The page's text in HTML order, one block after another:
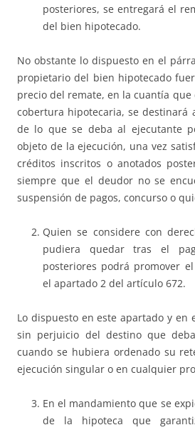
posteriores, se entregará el
del bien hipotecado.
No obstante lo dispuesto en el
propietario del bien hipotecado
precio del remate, en la cuantía
cobertura hipotecaria, se destinará
de lo que se deba al ejecutante
objeto de la ejecución, una vez
créditos inscritos o anotados
siempre que el deudor no se
suspensión de pagos, concurso o
Quien se considere con
pudiera quedar tras el
posteriores podrá promover
el apartado 2 del artículo 672.
Lo dispuesto en este apartado y en
sin perjuicio del destino que
cuando se hubiera ordenado su
ejecución singular o en cualquier
En el mandamiento que se
de la hipoteca que